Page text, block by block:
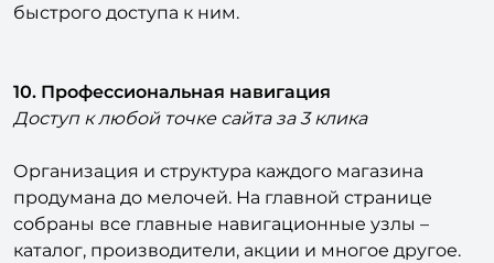
быстрого доступа к ним.
10. Профессиональная навигация
Доступ к любой точке сайта за 3 клика
Организация и структура каждого магазина
продумана до мелочей. На главной странице
собраны все главные навигационные узлы –
каталог, производители, акции и многое другое.